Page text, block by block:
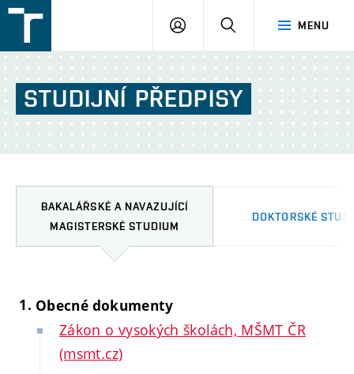
v
Brně
MENU
PŘIHLÁŠENÍ
STUDIJNÍ PŘEDPISY
BAKALÁŘSKÉ A NAVAZUJÍCÍ
MAGISTERSKÉ STUDIUM
DOKTORSKÉ
Obecné dokumenty
Zákon o vysokých školách, MŠMT ČR
(msmt.cz)